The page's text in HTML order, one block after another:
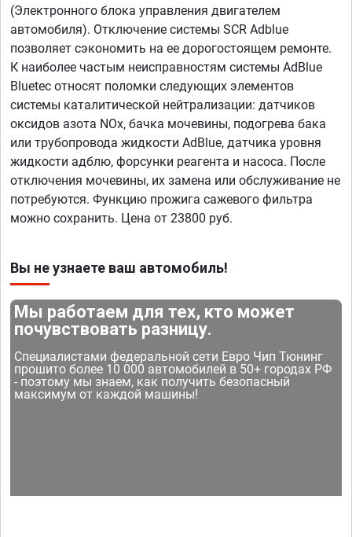
(Электронного блока управления двигателем
автомобиля). Отключение системы SCR Adblue
позволяет сэкономить на ее дорогостоящем ремонте.
К наиболее частым неисправностям системы AdBlue
Bluetec относят поломки следующих элементов
системы каталитической нейтрализации: датчиков
оксидов азота NOx, бачка мочевины, подогрева бака
или трубопровода жидкости AdBlue, датчика уровня
жидкости адблю, форсунки реагента и насоса. После
отключения мочевины, их замена или обслуживание не
потребуются. Функцию прожига сажевого фильтра
можно сохранить. Цена от 23800 руб.
Вы не узнаете ваш автомобиль!
Мы работаем для тех, кто может
почувствовать разницу.
Специалистами федеральной сети Евро Чип Тюнинг
прошито более 10 000 автомобилей в 50+ городах РФ
- поэтому мы знаем, как получить безопасный
максимум от каждой машины!